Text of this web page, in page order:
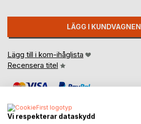
LÄGG I KUNDVAGNEN
Lägg till i kom-ihåglista
Recensera titel
Vi respekterar dataskydd